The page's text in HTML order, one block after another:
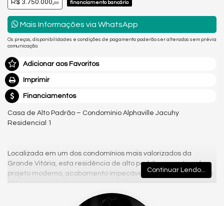
R$ 3.750.000,00 financiamento bancário
Mais Informações via WhatsApp
Os preços, disponibilidades e condições de pagamento poderão ser alterados sem prévia
comunicação.
Adicionar aos Favoritos
Imprimir
Financiamentos
Casa de Alto Padrão – Condomínio Alphaville Jacuhy
Residencial 1
Localizada em um dos condomínios mais valorizados da
Grande Vitória, esta residência de alto padrão encanta pelo
projeto moderno, acabamento impecável e vista livre de tirar o
fôlego, um verdadeiro quadro ao ar livre.
Continuar Lendo...